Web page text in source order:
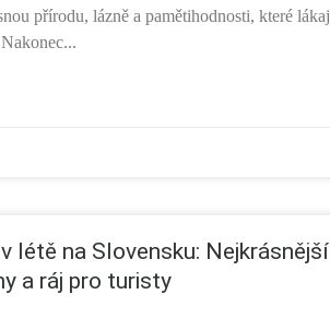
přírodu, lázně a pamětihodnosti, které
létě na Slovensku:
a ráj pro turisty